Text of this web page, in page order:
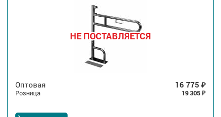
НЕ ПОСТАВЛЯЕТСЯ
Оптовая 16 775 ₽
Розница 19 305 ₽